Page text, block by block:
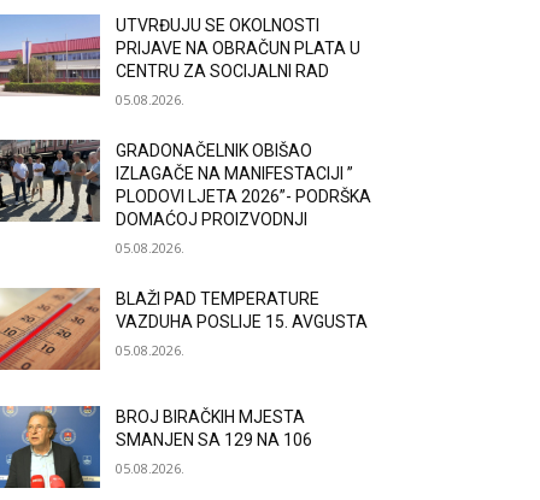
UTVRĐUJU SE OKOLNOSTI
PRIJAVE NA OBRAČUN PLATA U
CENTRU ZA SOCIJALNI RAD
05.08.2026.
GRADONAČELNIK OBIŠAO
IZLAGAČE NA MANIFESTACIJI ”
PLODOVI LJETA 2026”- PODRŠKA
DOMAĆOJ PROIZVODNJI
05.08.2026.
BLAŽI PAD TEMPERATURE
VAZDUHA POSLIJE 15. AVGUSTA
05.08.2026.
BROJ BIRAČKIH MJESTA
SMANJEN SA 129 NA 106
05.08.2026.